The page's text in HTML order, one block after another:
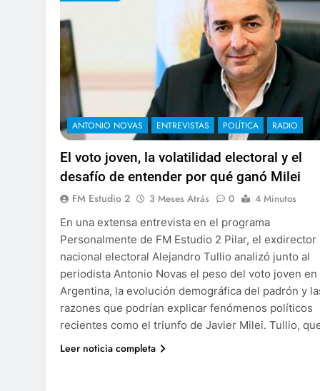
ANTONIO NOVAS ENTREVISTAS POLÍTICA RADIO
El voto joven, la volatilidad electoral y el
desafío de entender por qué ganó Milei
FM Estudio 2 3 Meses Atrás 0
4 Minutos
En una extensa entrevista en el programa
Personalmente de FM Estudio 2 Pilar, el exdirector
nacional electoral Alejandro Tullio analizó junto al
periodista Antonio Novas el peso del voto joven en
Argentina, la evolución demográfica del padrón y
razones que podrían explicar fenómenos políticos
recientes como el triunfo de Javier Milei. Tullio,
Leer noticia completa